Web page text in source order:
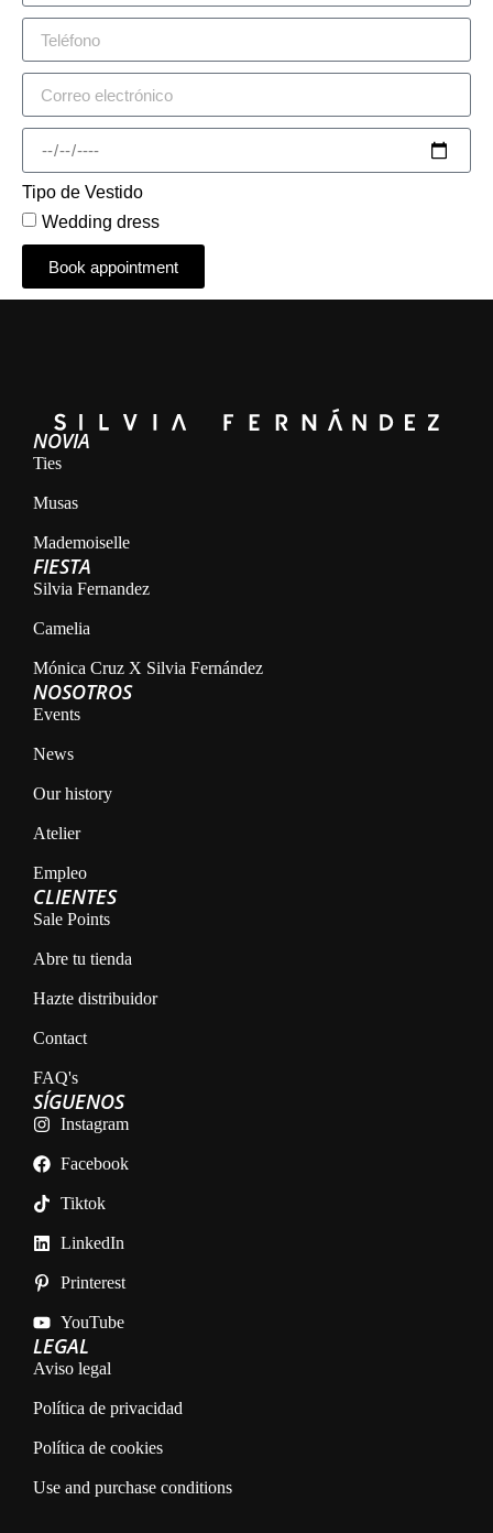
Tipo de Vestido
Wedding dress
Book appointment
Alternative:
NOVIA
Ties
Musas
Mademoiselle
FIESTA
Silvia Fernandez
Camelia
Mónica Cruz X Silvia Fernández
NOSOTROS
Events
News
Our history
Atelier
Empleo
CLIENTES
Sale Points
Abre tu tienda
Hazte distribuidor
Contact
FAQ's
LEGAL
Aviso legal
Política de privacidad
Política de cookies
Use and purchase conditions
SÍGUENOS
Instagram
Facebook
Tiktok
LinkedIn
Printerest
YouTube